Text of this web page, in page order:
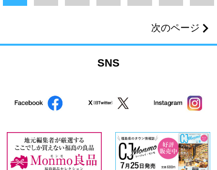
居酒屋 お子様ランチ 地酒
特産品 和食 創作料理
スイーツ うなぎ
2020年夏の宴会情報
次のページ
SNS